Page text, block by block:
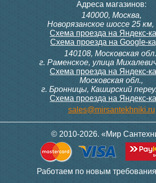
Адреса магазинов:
140000, Москва,
Новорязанское шоссе 25
Схема проезда на Яндекс-
Схема проезда на Google-
140108, Московская
г. Раменское, улица
Схема проезда на Яндекс-
Московская обл.,
г. Бронницы, Каширский
Схема проезда на Яндекс-
sales@mirsantekhniki.ru
© 2010-2026. «Мир
Работаем по новым